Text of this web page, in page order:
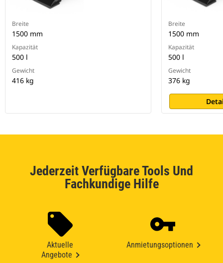
Breite
1500 mm
Kapazität
500 l
Gewicht
416 kg
Breite
1500 mm
Kapazität
500 l
Gewicht
376 kg
Jederzeit Verfügbare Tools Und
Fachkundige Hilfe
Aktuelle
Angebote
Anmietungsoptionen